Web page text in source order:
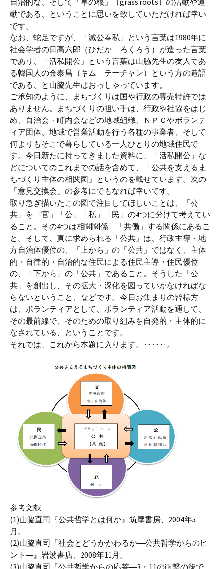
自治的な、そして「草の根」（grass roots）の活動や運
動である、ということに思いを致していただければ幸い
です。
なお、蛇足ですが、「滅公奉私」という言葉は1980年に
社会学者の日高六郎（ひだか ろくろう）が造った言葉
であり、「活私開公」という言葉は山脇先生の友人であ
る韓国人の金泰昌（キム テーチャン）という方の造語
である、と山脇先生はおっしゃっています。
ご承知のように、まちづくりは国や行政の専売特許では
ありません。まちづくりの担い手は、行政や社協をはじ
め、自治会・町内会などの地域組織、ＮＰＯやボランテ
ィア団体、地域で営業活動を行う各種の事業者、そして
何よりもそこで暮らしている一人ひとりの地域住民で
す。今日新たに持ってきました資料に、「活私開公」な
どについてのこれまでの話を含めて、「公共を支えるま
ちづくり主体の相関図」というのを載せています。次の
「意見交換会」の参考にでもなれば幸いです。
取り急ぎ描いたこの図で注目してほしいことは、「公
共」を「官」「公」「私」「民」の4つに分けて考えてい
ること。その4つは相関関係、「共働」する関係にあるこ
と。そして、真に求められる「公共」は、行政主導・地
方自治体優位の、「上から」の「公共」ではなく、主体
的・自律的・自治的な住民による住民主導・住民優位
の、「下から」の「公共」であること。そうした「公
共」を創出し、その拡大・深化を図っていかなければな
らないということ、などです。今日お集まりの皆様方
は、ボランティアとして、ボランティア活動を通して、
その最前線で、そのための取り組みを自発的・主体的に
なされている、ということです。
それでは、これから本題に入ります。‥‥‥。
参考文献
(1)山脇直司『公共哲学とは何か』筑摩書房、2004年5
月。
(2)山脇直司『社会とどうかかわるか―公共哲学からのヒ
ント―』岩波書店、2008年11月。
(3)山脇直司『公共哲学からの応答―3・11の衝撃の後で